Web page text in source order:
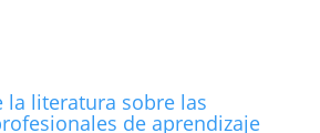
la literatura sobre las
de aprendizaje